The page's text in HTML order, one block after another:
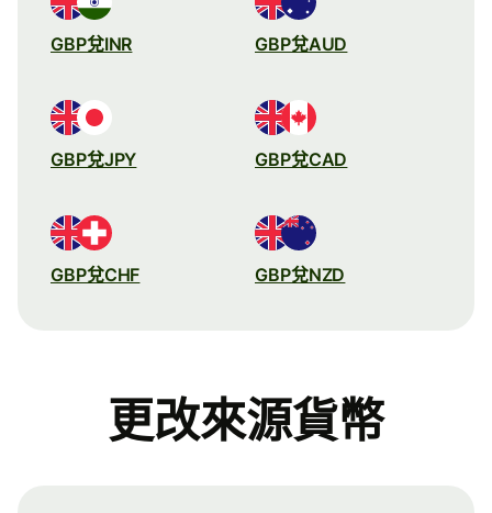
GBP兌INR GBP兌AUD
GBP兌JPY GBP兌CAD
GBP兌CHF GBP兌NZD
更改來源貨幣